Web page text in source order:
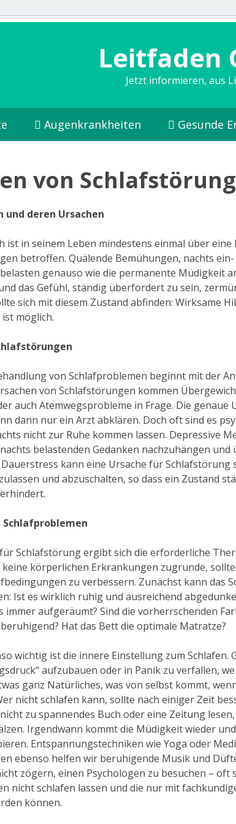
Leitfaden
Jetzt informieren, aus
Augenkrankheiten Gesunde
von
und deren Ursachen
ist in seinem Leben mindestens einmal über
betroffen. Quälende Bemühungen, nachts
genauso wie die permanente Müdigkeit
das Gefühl, ständig überfordert zu sein,
sich mit diesem Zustand abfinden: Wirksame
möglich.
von Schlafproblemen beginnt mit der
von Schlafstörungen kommen
auch Atemwegsprobleme in Frage. Die genaue
dann nur ein Arzt abklären. Doch oft sind es
nicht zur Ruhe kommen lassen. Depressive
belastenden Gedanken nachzuhängen
kann eine Ursache für Schlafstörung
und abzuschalten, so dass ein Zustand
Schlafproblemen
Schlafstörung ergibt sich die erforderliche
körperlichen Erkrankungen zugrunde,
zu verbessern. Zunächst kann das
Ist es wirklich ruhig und ausreichend
immer aufgeräumt? Sind die vorherrschenden
Hat das Bett die optimale Matratze?
wichtig ist die innere Einstellung zum Schlafen.
aufzubauen oder in Panik zu verfallen,
ganz Natürliches, was von selbst kommt,
nicht schlafen kann, sollte nach einiger Zeit
zu spannendes Buch oder eine Zeitung
Irgendwann kommt die Müdigkeit wieder
Entspannungstechniken wie Yoga oder
ebenso helfen wir beruhigende Musik und
zögern, einen Psychologen zu besuchen – oft
nicht schlafen lassen und die nur mit
können.